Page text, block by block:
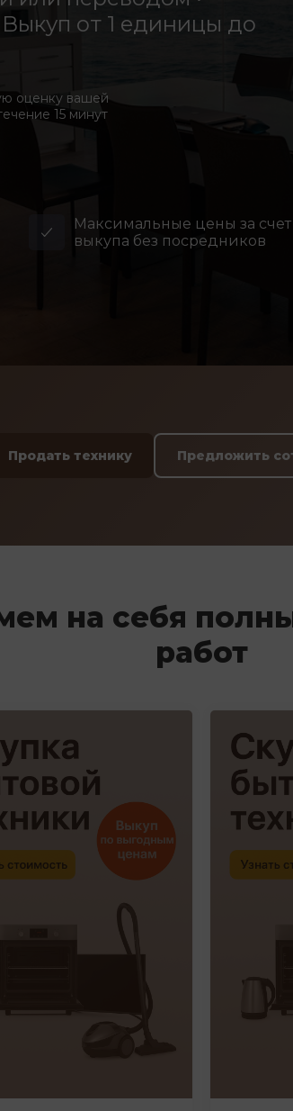
от 1 единицы до
оценку вашей
15 минут
Максимальные цены за
выкупа без посредников
Продать технику Предложить
на себя
работ